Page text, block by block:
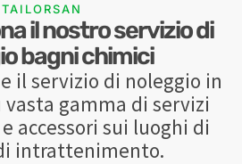
TAILORSAN
il nostro servizio di
bagni chimici
il servizio di noleggio in
gamma di servizi
accessori sui luoghi di
intrattenimento.